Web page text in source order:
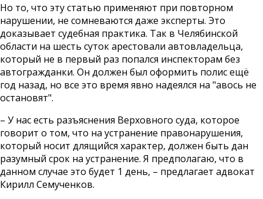
Но то, что эту статью применяют при повторном
нарушении, не сомневаются даже эксперты. Это
доказывает судебная практика. Так в Челябинской
области на шесть суток арестовали автовладельца,
который не в первый раз попался инспекторам без
автогражданки. Он должен был оформить полис ещё
год назад, но все это время явно надеялся на "авось не
остановят".
– У нас есть разъяснения Верховного суда, которое
говорит о том, что на устранение правонарушения,
который носит длящийся характер, должен быть дан
разумный срок на устранение. Я предполагаю, что в
данном случае это будет 1 день, – предлагает адвокат
Кирилл Семученков.